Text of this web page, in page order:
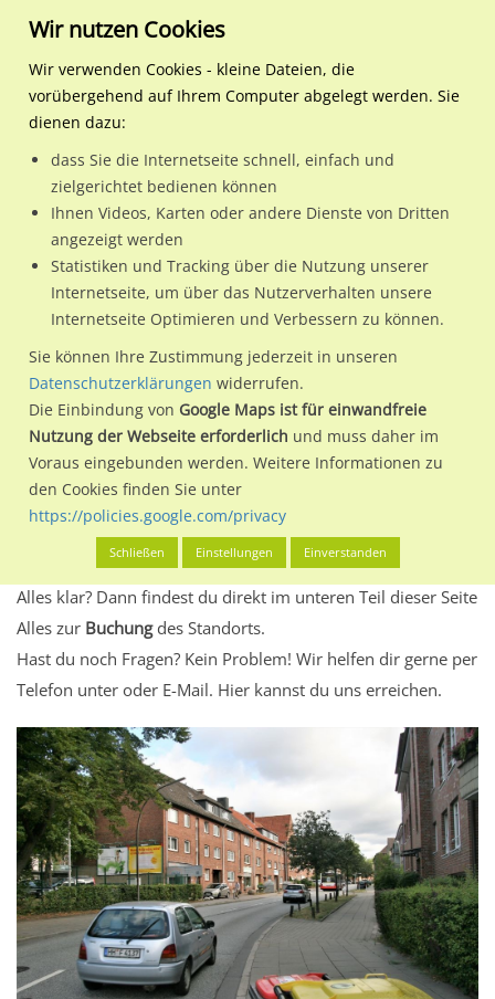
Regionale Plakatwerbung Hamburg
Hamburg, Freie und
Wendemuthstr. 38
Wendemuthstr. 38
Nutze günstige Werbemöglichkeiten am Standort
Wendemuthstr. 38im Ortsteil Wandsbek) in Hamburg, Freie
und Hansestadt.
Wir erheben für jede unserer Werbeflächen individuelle und
aktuelleStandortinformationenund Leistungswerte. Damit
kannst du dich schon vor der Buchung im Detail über den
Standort, seine Reichweite und Werbewirkung sowie
eventuelle Beschränkungen in den zugelassenen
Werbeinhalten informieren.
Alles klar? Dann findest du direkt im unteren Teil dieser Seite
Alles zur Buchungdes Standorts.
Hast du noch Fragen? Kein Problem! Wir helfen dir gerne per
Telefon unter oder E-Mail. Hier kannst du uns erreichen.
Wir nutzen Cookies
Wir verwenden Cookies - kleine Dateien, die
vorübergehend auf Ihrem Computer abgelegt werden. Sie
dienen dazu:
dass Sie die Internetseite schnell, einfach und
zielgerichtet bedienen können
Ihnen Videos, Karten oder andere Dienste von Dritten
angezeigt werden
Statistiken und Tracking über die Nutzung unserer
Internetseite, um über das Nutzerverhalten unsere
Internetseite Optimieren und Verbessern zu können.
Sie können Ihre Zustimmung jederzeit in unseren
Datenschutzerklärungen widerrufen.
Die Einbindung von Google Maps ist für einwandfreie
Nutzung der Webseite erforderlich und muss daher im
Voraus eingebunden werden. Weitere Informationen zu
den Cookies finden Sie unter
https://policies.google.com/privacy
Schließen Einstellungen Einverstanden